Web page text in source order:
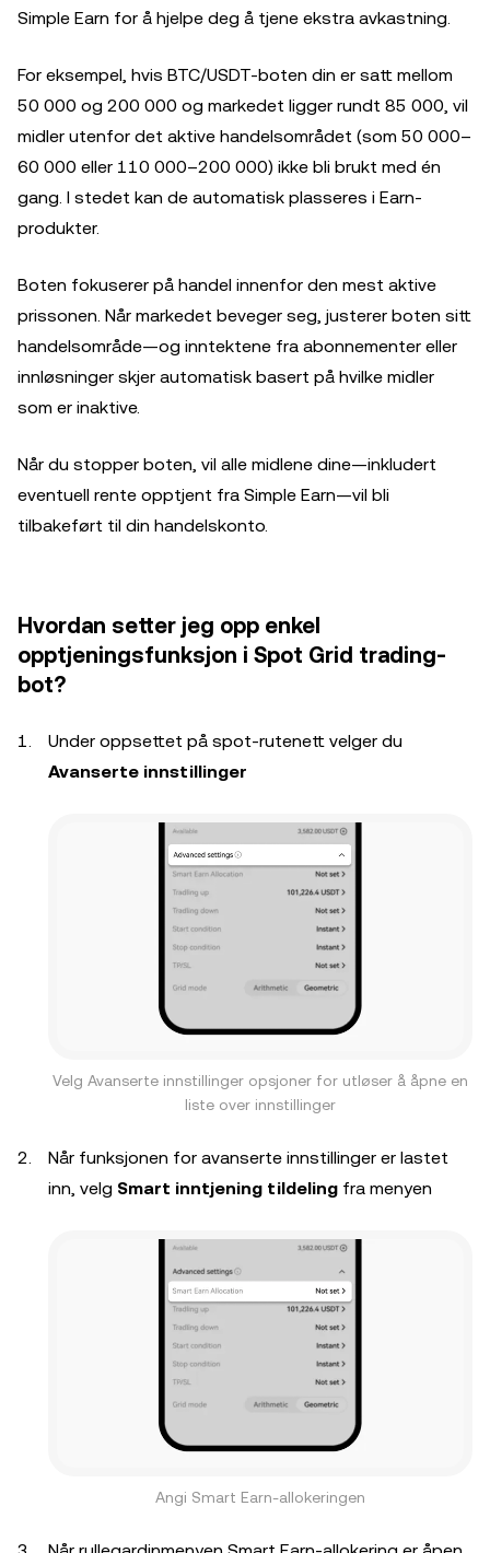
Simple Earn for å hjelpe deg å tjene ekstra avkastning.
For eksempel, hvis BTC/USDT-boten din er satt mellom
50 000 og 200 000 og markedet ligger rundt 85 000, vil
midler utenfor det aktive handelsområdet (som 50 000–
60 000 eller 110 000–200 000) ikke bli brukt med én
gang. I stedet kan de automatisk plasseres i Earn-
produkter.
Boten fokuserer på handel innenfor den mest aktive
prissonen. Når markedet beveger seg, justerer boten sitt
handelsområde—og inntektene fra abonnementer eller
innløsninger skjer automatisk basert på hvilke midler
som er inaktive.
Når du stopper boten, vil alle midlene dine—inkludert
eventuell rente opptjent fra Simple Earn—vil bli
tilbakeført til din handelskonto.
Hvordan setter jeg opp enkel
opptjeningsfunksjon i Spot Grid trading-
bot?
Under oppsettet på spot-rutenett velger du
Avanserte innstillinger
Velg Avanserte innstillinger opsjoner for utløser å åpne en
liste over innstillinger
Når funksjonen for avanserte innstillinger er lastet
inn, velg Smart inntjening tildeling fra menyen
Angi Smart Earn-allokeringen